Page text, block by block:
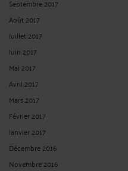
Septembre 2017
Août 2017
Juillet 2017
Juin 2017
Mai 2017
Avril 2017
Mars 2017
Février 2017
Janvier 2017
Décembre 2016
Novembre 2016